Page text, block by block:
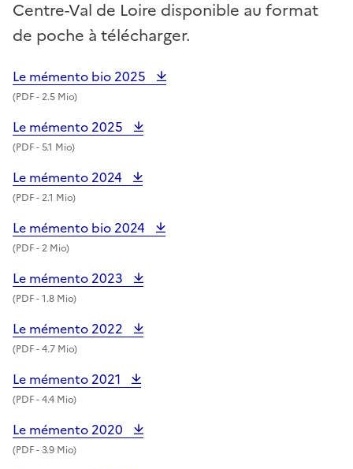
Centre-Val de Loire disponible au format
de poche à télécharger.
Le mémento bio 2025
(PDF- 2.5 Mio)
Le mémento 2025
(PDF- 5.1 Mio)
Le mémento 2024
(PDF- 2.1 Mio)
Le mémento bio 2024
(PDF- 2 Mio)
Le mémento 2023
(PDF- 1.8 Mio)
Le mémento 2022
(PDF- 4.7 Mio)
Le mémento 2021
(PDF- 4.4 Mio)
Le mémento 2020
(PDF- 3.9 Mio)